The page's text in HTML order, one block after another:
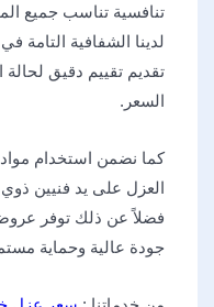
تنافسية تناسب جميع
لدينا الشفافية التامة
تقديم تقييم دقيق لحالة
السعر.
كما نضمن استخدام مواد
العزل على يد فنيين
فضلاً عن ذلك توفر
جودة عالية وحماية